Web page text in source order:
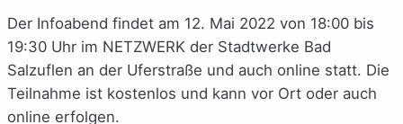
Der Infoabend findet am 12. Mai 2022 von 18:00 bis
19:30 Uhr im NETZWERK der Stadtwerke Bad
Salzuflen an der Uferstraße und auch online statt. Die
Teilnahme ist kostenlos und kann vor Ort oder auch
online erfolgen.